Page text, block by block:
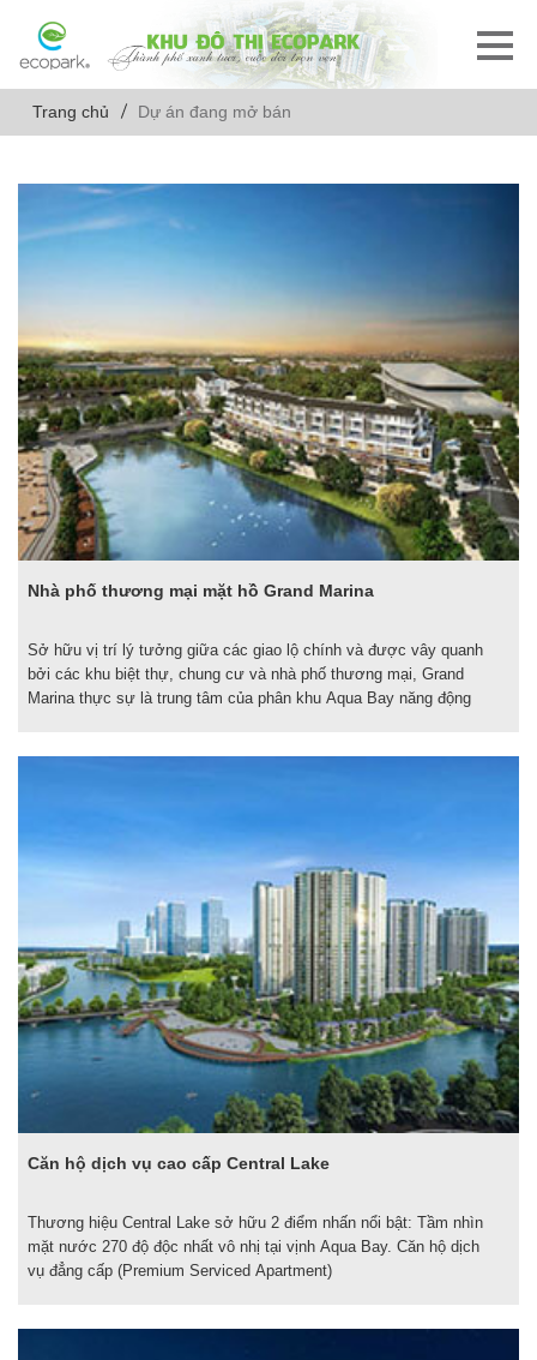
Trang chủ Dự án đang mở bán
Nhà phố thương mại mặt hồ Grand Marina
Sở hữu vị trí lý tưởng giữa các giao lộ chính và được vây quanh
bởi các khu biệt thự, chung cư và nhà phố thương mại, Grand
Marina thực sự là trung tâm của phân khu Aqua Bay năng động
Căn hộ dịch vụ cao cấp Central Lake
Thương hiệu Central Lake sở hữu 2 điểm nhấn nổi bật: Tầm nhìn
mặt nước 270 độ độc nhất vô nhị tại vịnh Aqua Bay. Căn hộ dịch
vụ đẳng cấp (Premium Serviced Apartment)